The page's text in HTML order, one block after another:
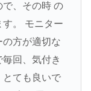
で、その時 の
。 モニター
の方が適切な
回、気付き
とても良いで